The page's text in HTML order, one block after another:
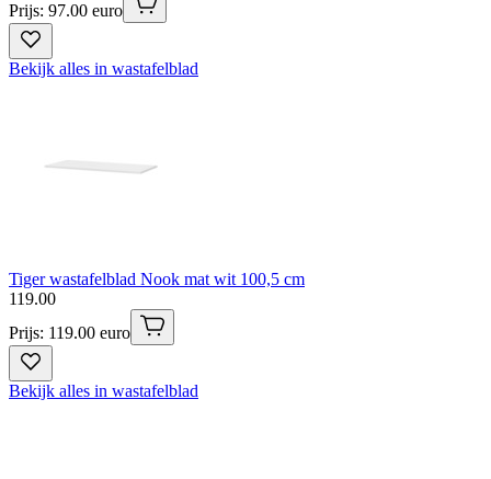
Prijs: 97.00 euro
Bekijk alles in wastafelblad
Tiger wastafelblad Nook mat wit 100,5 cm
119.00
Prijs: 119.00 euro
Bekijk alles in wastafelblad